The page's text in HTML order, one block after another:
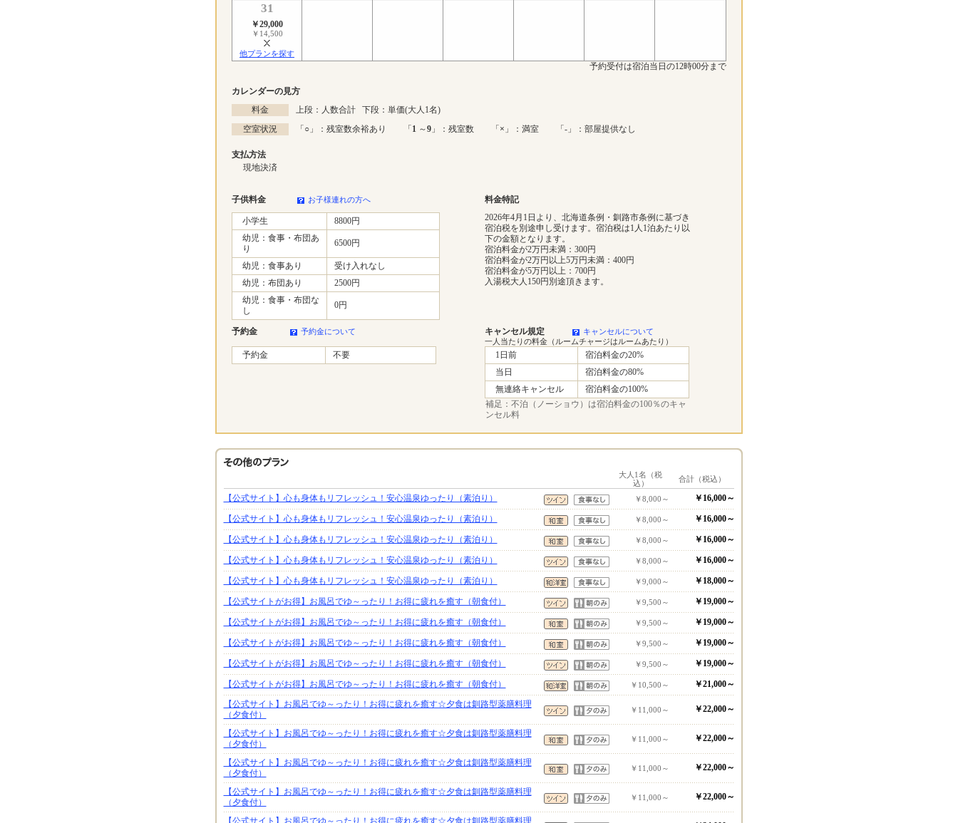
31
￥29,000
￥14,500
他プランを探す
予約受付は宿泊当日の12時00分まで
カレンダーの見方
料金
上段：人数合計 下段：単価(大人1名)
空室状況
「○ 」：残室数余裕あり 「1 ～9 」：残室数 「× 」：満室 「-」：部屋提供なし
支払方法
現地決済
子供料金 お子様連れの方へ 料金特記
小学生
8800円
幼児：食事・布団あ
り
6500円
幼児：食事あり
受け入れなし
幼児：布団あり
2500円
幼児：食事・布団な
し
0円
2026年4月1日より、北海道条例・釧路市条例に基づき
宿泊税を別途申し受けます。宿泊税は1人1泊あたり以
下の金額となります。
宿泊料金が2万円未満：300円
宿泊料金が2万円以上5万円未満：400円
宿泊料金が5万円以上：700円
入湯税大人150円別途頂きます。
予約金 予約金について キャンセル規定
キャンセルについて
一人当たりの料金（ルームチャージはルームあたり）
予約金 不要 1日前
宿泊料金の20%
当日
宿泊料金の80%
無連絡キャンセル
宿泊料金の100%
補足：不泊（ノーショウ）は宿泊料金の100％のキャ
ンセル料
大人1名（税
込）
合計（税込）
【公式サイト】心も身体もリフレッシュ！安心温泉ゆったり（素泊り） ￥8,000～ ￥16,000～
【公式サイト】心も身体もリフレッシュ！安心温泉ゆったり（素泊り） ￥8,000～ ￥16,000～
【公式サイト】心も身体もリフレッシュ！安心温泉ゆったり（素泊り） ￥8,000～ ￥16,000～
【公式サイト】心も身体もリフレッシュ！安心温泉ゆったり（素泊り） ￥8,000～ ￥16,000～
【公式サイト】心も身体もリフレッシュ！安心温泉ゆったり（素泊り） ￥9,000～ ￥18,000～
【公式サイトがお得】お風呂でゆ～ったり！お得に疲れを癒す（朝食付） ￥9,500～ ￥19,000～
【公式サイトがお得】お風呂でゆ～ったり！お得に疲れを癒す（朝食付） ￥9,500～ ￥19,000～
【公式サイトがお得】お風呂でゆ～ったり！お得に疲れを癒す（朝食付） ￥9,500～ ￥19,000～
【公式サイトがお得】お風呂でゆ～ったり！お得に疲れを癒す（朝食付） ￥9,500～ ￥19,000～
【公式サイトがお得】お風呂でゆ～ったり！お得に疲れを癒す（朝食付） ￥10,500～
￥21,000～
【公式サイト】お風呂でゆ～ったり！お得に疲れを癒す☆夕食は釧路型薬膳料理
（夕食付）
￥11,000～ ￥22,000～
【公式サイト】お風呂でゆ～ったり！お得に疲れを癒す☆夕食は釧路型薬膳料理
（夕食付）
￥11,000～ ￥22,000～
【公式サイト】お風呂でゆ～ったり！お得に疲れを癒す☆夕食は釧路型薬膳料理
（夕食付）
￥11,000～ ￥22,000～
【公式サイト】お風呂でゆ～ったり！お得に疲れを癒す☆夕食は釧路型薬膳料理
（夕食付）
￥11,000～ ￥22,000～
【公式サイト】お風呂でゆ～ったり！お得に疲れを癒す☆夕食は釧路型薬膳料理